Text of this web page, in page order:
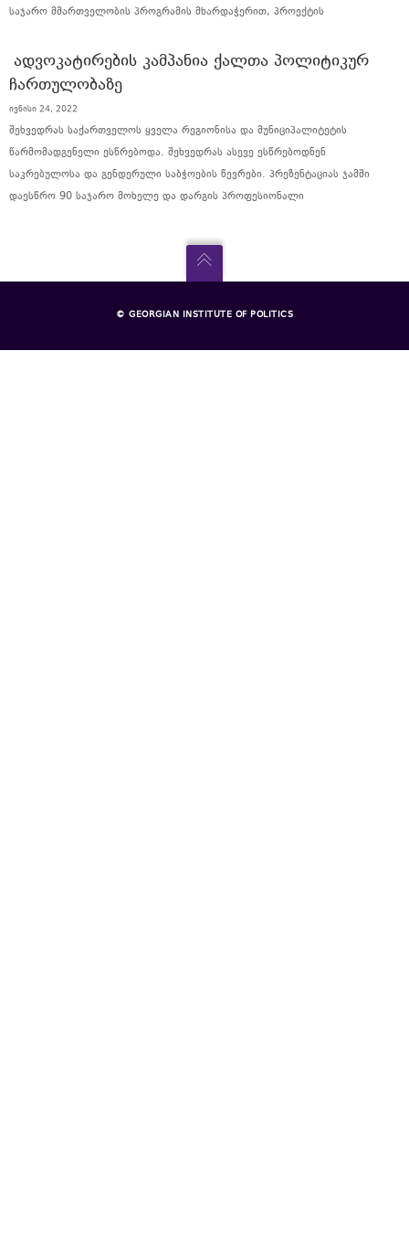
საჯარო მმართველობის პროგრამის მხარდაჭერით, პროექტის
ᲐᲓᲕᲝᲙᲐᲢᲘᲠᲔᲑᲘᲡ ᲙᲐᲛᲞᲐᲜᲘᲐ ᲥᲐᲚᲗᲐ ᲞᲝᲚᲘᲢᲘᲙᲣᲠ
ᲩᲐᲠᲗᲣᲚᲝᲑᲐᲖᲔ
ივნისი 24, 2022
შეხვედრას საქართველოს ყველა რეგიონისა და მუნიციპალიტეტის
წარმომადგენელი ესწრებოდა. შეხვედრას ასევე ესწრებოდნენ
საკრებულოსა და გენდერული საბჭოების წევრები. პრეზენტაციას ჯამში
დაესწრო 90 საჯარო მოხელე და დარგის პროფესიონალი
© GEORGIAN INSTITUTE OF POLITICS